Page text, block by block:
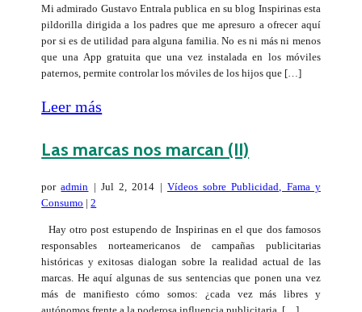
Mi admirado Gustavo Entrala publica en su blog Inspirinas esta
pildorilla dirigida a los padres que me apresuro a ofrecer aquí
por si es de utilidad para alguna familia. No es ni más ni menos
que una App gratuita que una vez instalada en los móviles
paternos, permite controlar los móviles de los hijos que […]
Leer más
Las marcas nos marcan (II)
poradmin | Jul 2, 2014 | Vídeos sobre Publicidad, Fama y
Consumo |2
Hay otro post estupendo de Inspirinas en el que dos famosos
responsables norteamericanos de campañas publicitarias
históricas y exitosas dialogan sobre la realidad actual de las
marcas. He aquí algunas de sus sentencias que ponen una vez
más de manifiesto cómo somos: ¿cada vez más libres y